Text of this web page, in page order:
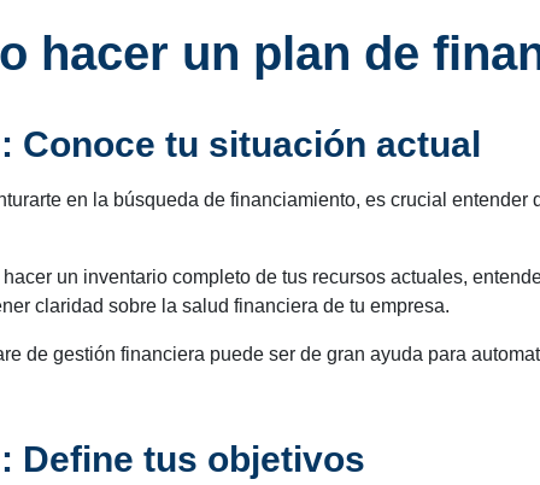
hacer un plan de
Conoce tu situación actual
en la búsqueda de financiamiento, es crucial entender
un inventario completo de tus recursos actuales,
claridad sobre la salud financiera de tu empresa.
de gestión financiera puede ser de gran ayuda para
Define tus objetivos